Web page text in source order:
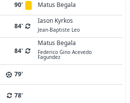
90' Matus Begala
84'
Iason Kyrkos
Jean-Baptiste Leo
84'
Matus Begala
Federico Gino Acevedo
Fagundez
79'
78'